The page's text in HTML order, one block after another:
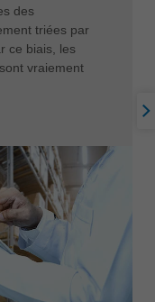
des
triées par
ce biais, les
vraiement